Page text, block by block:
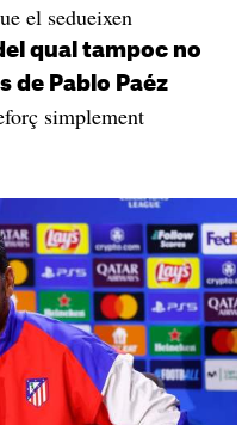
el sedueixen
qual tampoc no
de Pablo Paéz
simplement